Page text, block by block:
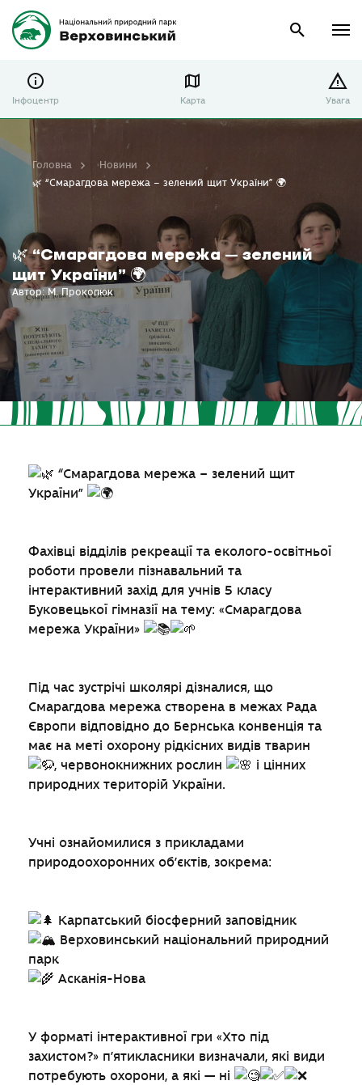
Інфоцентр Карта Увага
🌿 “Смарагдова мережа – зелений
щит України” 🌍
Автор: М. Прокопюк
Головна
Новини
🌿 “Смарагдова мережа – зелений щит України” 🌍
“Смарагдова мережа – зелений щит
України”
Фахівці відділів рекреації та еколого-освітньої
роботи провели пізнавальний та
інтерактивний захід для учнів 5 класу
Буковецької гімназії на тему: «Смарагдова
мережа України»
Під час зустрічі школярі дізналися, що
Смарагдова мережа створена в межах Рада
Європи відповідно до Бернська конвенція та
має на меті охорону рідкісних видів тварин
, червонокнижних рослин
і цінних
природних територій України.
Учні ознайомилися з прикладами
природоохоронних об’єктів, зокрема:
Карпатський біосферний заповідник
Верховинський національний природний
парк
Асканія-Нова
У форматі інтерактивної гри «Хто під
захистом?» п’ятикласники визначали, які види
потребують охорони, а які — ні